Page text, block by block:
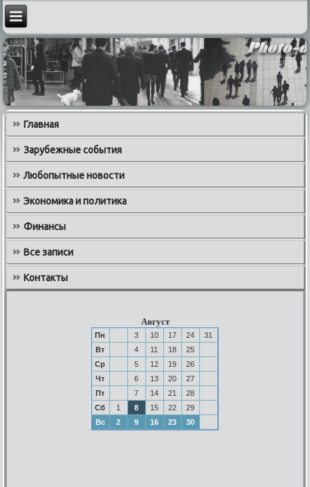
Главная
Зарубежные события
Любопытные новости
Экономика и политика
Финансы
Все записи
Контакты
Август
Пн 3 10 17 24
31
Вт
4 11 18
25
Ср
5 12 19
26
Чт
6 13 20
27
Пт
7 14 21
28
Сб
1 8 15 22
29
Вс
2 9 16 23 30